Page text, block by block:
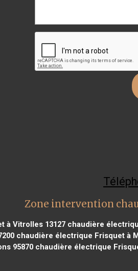
Zone intervention
à Vitrolles 13127 chaudière
chaudière électrique Frisquet à
95870chaudière électrique